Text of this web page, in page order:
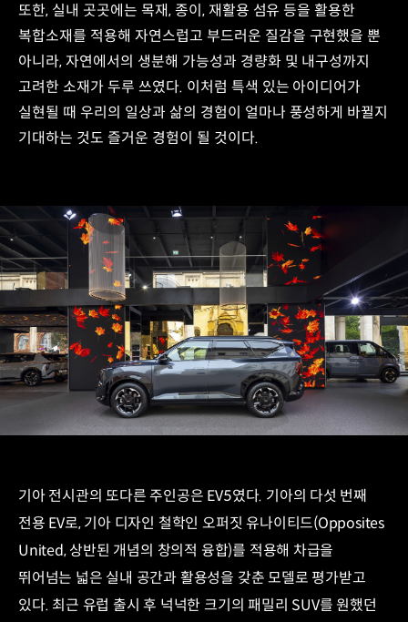
또한, 실내 곳곳에는 목재, 종이, 재활용 섬유 등을 활용한
복합소재를 적용해 자연스럽고 부드러운 질감을 구현했을 뿐
아니라, 자연에서의 생분해 가능성과 경량화 및 내구성까지
고려한 소재가 두루 쓰였다. 이처럼 특색 있는 아이디어가
실현될 때 우리의 일상과 삶의 경험이 얼마나 풍성하게 바뀔지
기대하는 것도 즐거운 경험이 될 것이다.
기아 전시관의 또다른 주인공은 EV5였다. 기아의 다섯 번째
전용 EV로, 기아 디자인 철학인 오퍼짓 유나이티드(Opposites
United, 상반된 개념의 창의적 융합)를 적용해 차급을
뛰어넘는 넓은 실내 공간과 활용성을 갖춘 모델로 평가받고
있다. 최근 유럽 출시 후 넉넉한 크기의 패밀리 SUV를 원했던